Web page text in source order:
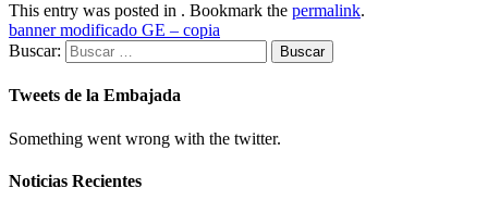
This entry was posted in . Bookmark the permalink.
banner modificado GE – copia
Buscar:
Tweets de la Embajada
Something went wrong with the twitter.
Noticias Recientes